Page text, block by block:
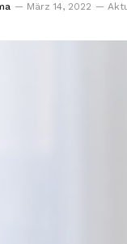
März 14, 2022